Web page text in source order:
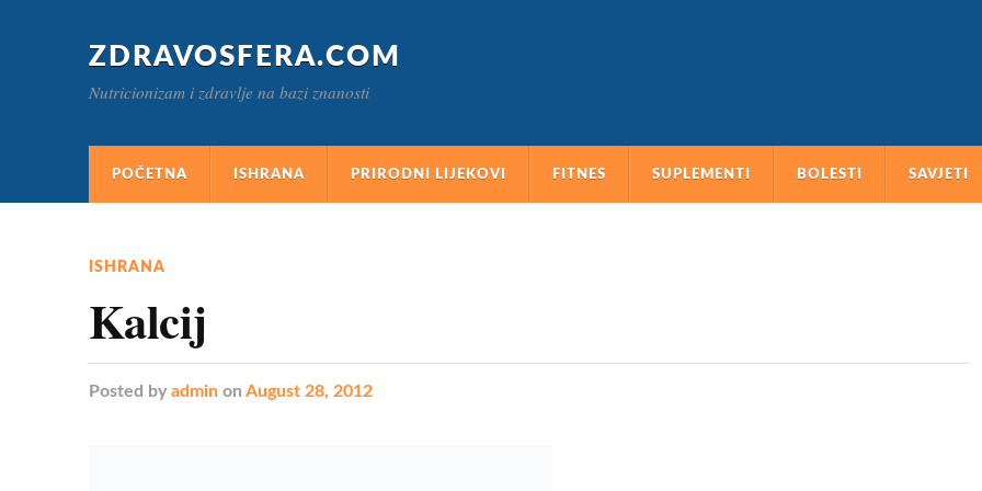
ZDRAVOSFERA.COM
Nutricionizam i zdravlje na bazi znanosti
POČETNA ISHRANA PRIRODNI LIJEKOVI FITNES SUPLEMENTI BOLESTI SAVJETI
ISHRANA
Kalcij
Posted by admin on August 28, 2012